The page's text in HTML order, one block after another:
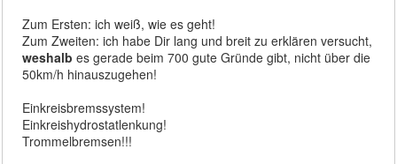
Zum Ersten: ich weiß, wie es geht!
Zum Zweiten: ich habe Dir lang und breit zu erklären versucht,
weshalb es gerade beim 700 gute Gründe gibt, nicht über die
50km/h hinauszugehen!
Einkreisbremssystem!
Einkreishydrostatlenkung!
Trommelbremsen!!!